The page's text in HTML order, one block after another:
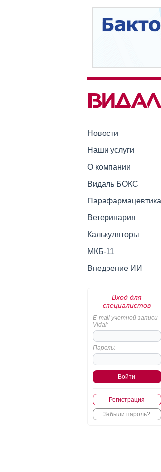
Новости
Наши услуги
О компании
Видаль БОКС
Парафармацевтика
Ветеринария
Калькуляторы
МКБ-11
Внедрение ИИ
Вход для
специалистов
E-mail учетной записи
Vidal:
Пароль:
Регистрация
Забыли пароль?